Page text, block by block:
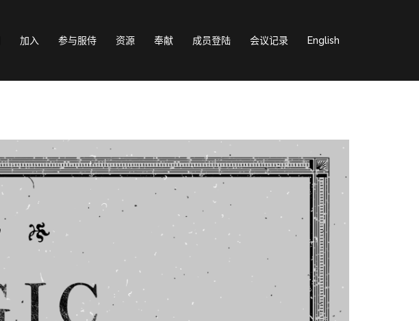
加入 参与服侍 资源 奉献 成员登陆 会议记录 English